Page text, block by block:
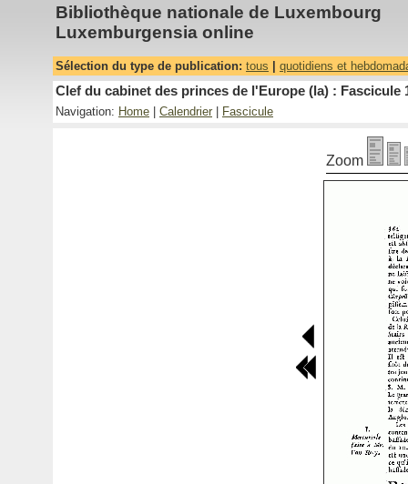
Bibliothèque nationale de Luxembourg
Luxemburgensia online
Sélection du type de publication: tous quotidiens et
Clef du cabinet des princes de l'Europe (la) : Fascicule
Navigation: Home Calendrier Fascicule
Zoom